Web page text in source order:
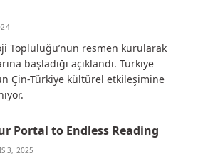
Topluluğu’nun resmen kurularak
başladığı açıklandı. Türkiye
Çin-Türkiye kültürel etkileşimine
Portal to Endless Reading
3, 2025